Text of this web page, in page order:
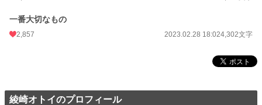
一番大切なもの
2,857 2023.02.28 18:024,302文字
綾崎オトイのプロフィール